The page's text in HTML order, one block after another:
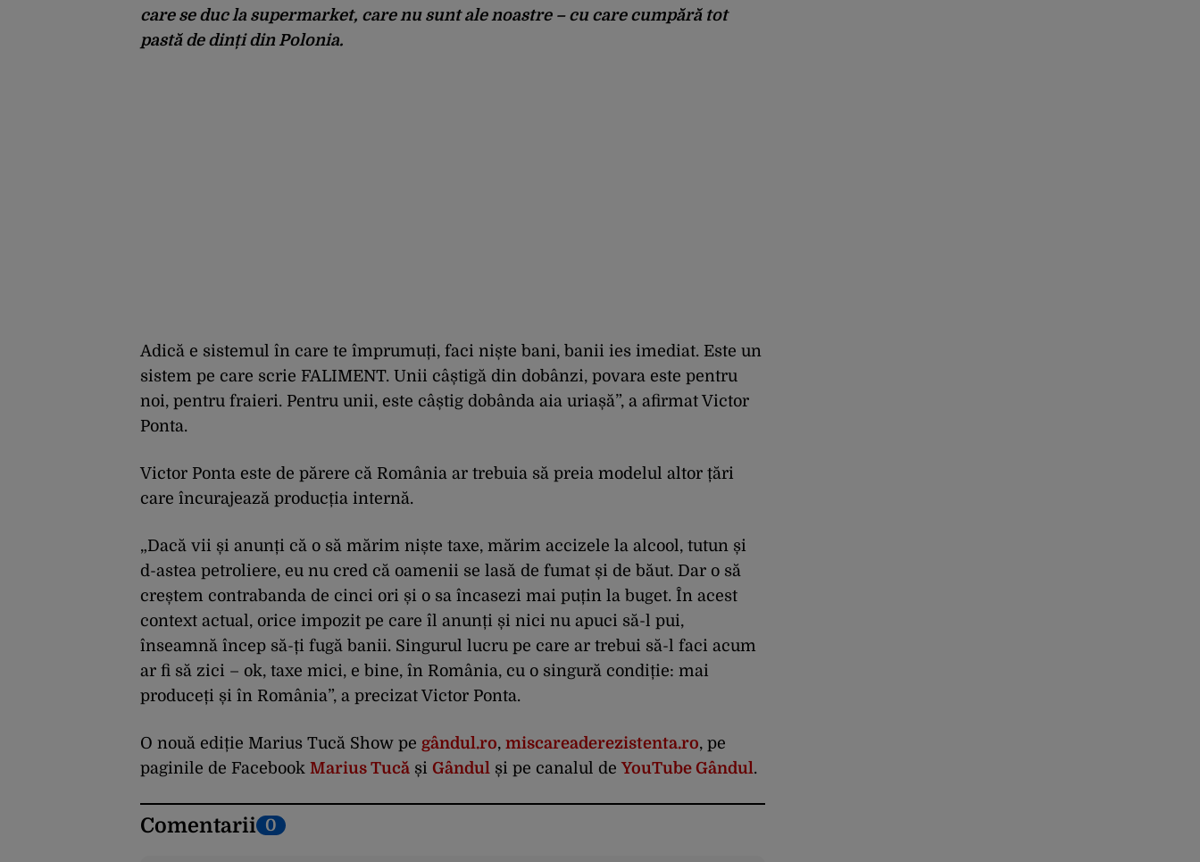
care se duc la supermarket, care nu sunt ale noastre – cu care cumpără tot
pastă de dinți din Polonia.
Adică e sistemul în care te împrumuți, faci niște bani, banii ies imediat. Este un
sistem pe care scrie FALIMENT. Unii câștigă din dobânzi, povara este pentru
noi, pentru fraieri. Pentru unii, este câștig dobânda aia uriașă”, a afirmat Victor
Ponta.
Victor Ponta este de părere că România ar trebuia să preia modelul altor țări
care încurajează producția internă.
„Dacă vii și anunți că o să mărim niște taxe, mărim accizele la alcool, tutun și
d-astea petroliere, eu nu cred că oamenii se lasă de fumat și de băut. Dar o să
creștem contrabanda de cinci ori și o sa încasezi mai puțin la buget. În acest
context actual, orice impozit pe care îl anunți și nici nu apuci să-l pui,
înseamnă încep să-ți fugă banii. Singurul lucru pe care ar trebui să-l faci acum
ar fi să zici – ok, taxe mici, e bine, în România, cu o singură condiție: mai
produceți și în România”, a precizat Victor Ponta.
O nouă ediție Marius Tucă Show pe gândul.ro, miscareaderezistenta.ro, pe
paginile de Facebook Marius Tucă și Gândul și pe canalul de YouTube Gândul.
Comentarii 0